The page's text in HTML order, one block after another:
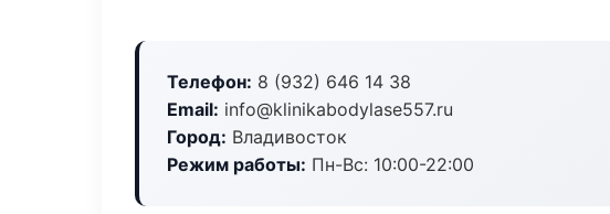
Телефон: 8 (932) 646 14 38
Email: info@klinikabodylase557.ru
Город: Владивосток
Режим работы: Пн-Вс: 10:00-22:00